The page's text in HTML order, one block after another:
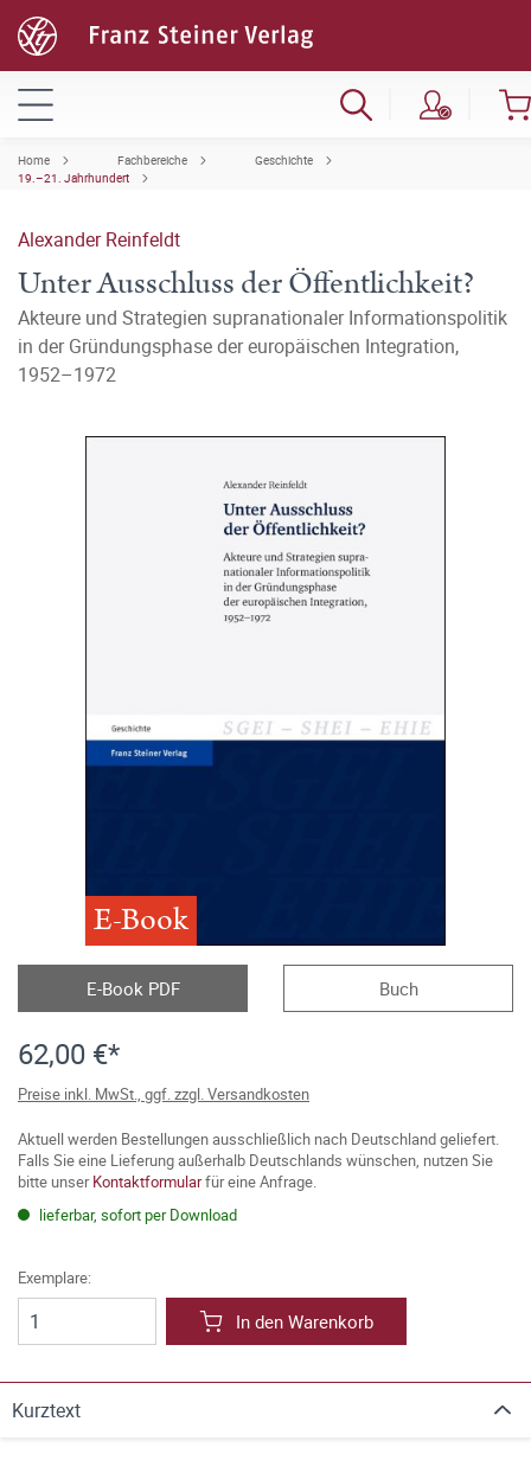
Home Fachbereiche
Geschichte
19.–21. Jahrhundert
Alexander Reinfeldt
Unter Ausschluss der Öffentlichkeit?
Akteure und Strategien supranationaler Informationspolitik
in der Gründungsphase der europäischen Integration,
1952–1972
E-Book
E-Book PDF Buch
62,00 €*
Preise inkl. MwSt., ggf. zzgl. Versandkosten
Aktuell werden Bestellungen ausschließlich nach Deutschland geliefert.
Falls Sie eine Lieferung außerhalb Deutschlands wünschen, nutzen Sie
bitte unserKontaktformularfür eine Anfrage.
lieferbar, sofort per Download
Exemplare:
In den Warenkorb
Kurztext